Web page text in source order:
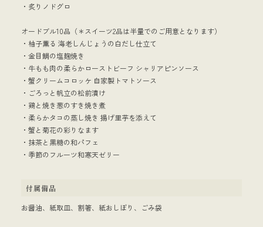
・炙りノドグロ
オードブル10品（＊スイーツ2品は半量でのご用意となります）
・柚子薫る 海老しんじょうの白だし仕立て
・金目鯛の塩麹焼き
・牛もも肉の柔らかローストビーフ シャリアピンソース
・蟹クリームコロッケ 自家製トマトソース
・ごろっと帆立の松前漬け
・鶏と焼き葱のすき焼き煮
・柔らかタコの蒸し焼き 揚げ里芋を添えて
・蟹と菊花の彩りなます
・抹茶と黒糖の和パフェ
・季節のフルーツ和寒天ゼリー
付属備品
お醤油、紙取皿、割箸、紙おしぼり、ごみ袋